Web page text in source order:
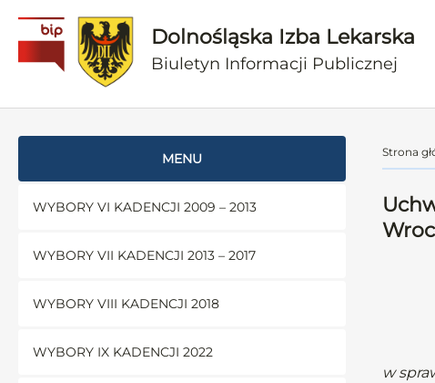
Dolnośląska Izba Lekarska
Biuletyn Informacji Publicznej
MENU
WYBORY VI KADENCJI 2009 – 2013
WYBORY VII KADENCJI 2013 – 2017
WYBORY VIII KADENCJI 2018
WYBORY IX KADENCJI 2022
Strona
w